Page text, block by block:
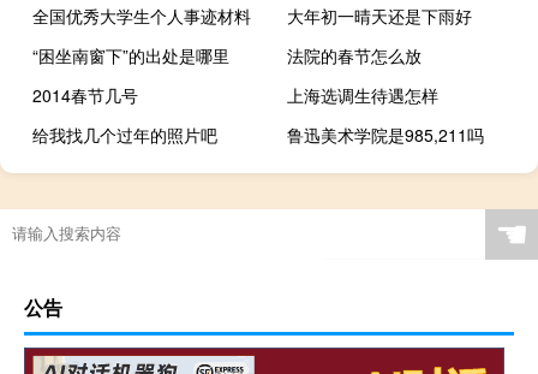
全国优秀大学生个人事迹材料
大年初一晴天还是下雨好
“困坐南窗下”的出处是哪里
法院的春节怎么放
2014春节几号
上海选调生待遇怎样
给我找几个过年的照片吧
鲁迅美术学院是985,211吗
☚
公告